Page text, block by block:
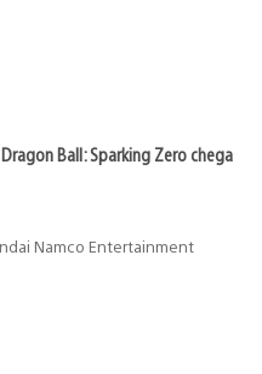
Ball: Sparking Zero chega
Namco Entertainment